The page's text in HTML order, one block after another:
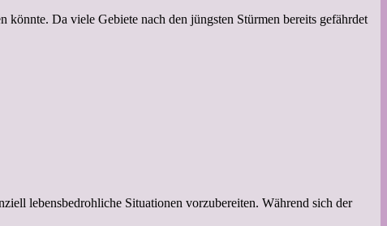
Da viele Gebiete nach den jüngsten Stürmen bereits gefährdet
lebensbedrohliche Situationen vorzubereiten. Während sich der